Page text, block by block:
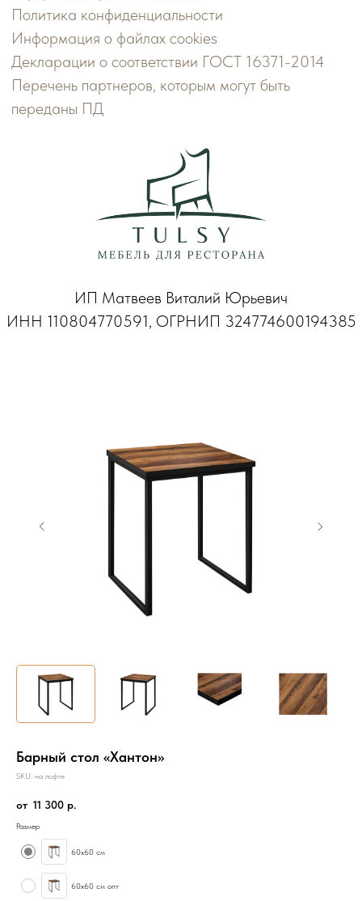
Барный стол «Хантон»
SKU: на лофте
11 300 р.
Размер
60х60 см
60х60 см опт